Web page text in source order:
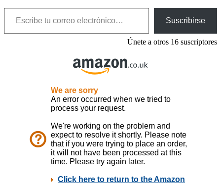
Escribe tu correo electrónico…
Suscribirse
Únete a otros 16 suscriptores